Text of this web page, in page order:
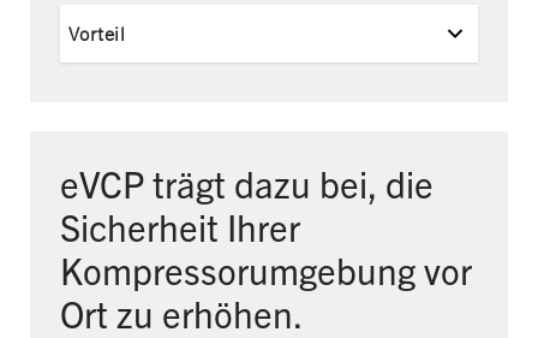
Vorteil
eVCP trägt dazu bei, die
Sicherheit Ihrer
Kompressorumgebung vor
Ort zu erhöhen.